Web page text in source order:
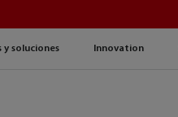
y soluciones Innovation